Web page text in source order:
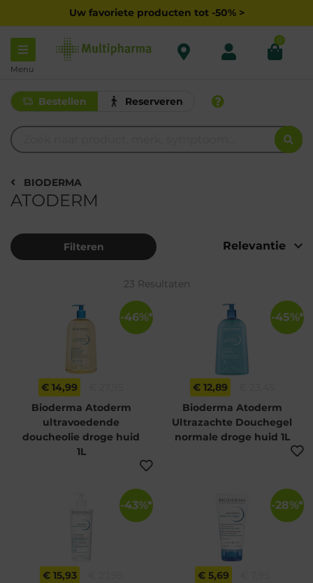
Uw favoriete producten tot -50% >
Menu
0
Bestellen Reserveren
BIODERMA
ATODERM
Filteren
23 Resultaten
-46%*
€ 14,99
Bioderma Atoderm
ultravoedende
doucheolie droge huid
1L
-45%*
€ 12,89
Bioderma Atoderm
Ultrazachte Douchegel
normale droge huid 1L
-43%*
€ 15,93
-28%*
€ 5,69